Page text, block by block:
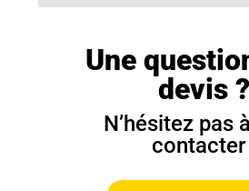
Une
devis ?
N’hésitez pas
contacter